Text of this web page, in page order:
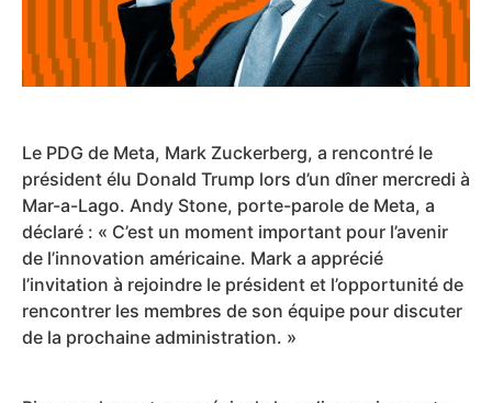
Le PDG de Meta, Mark Zuckerberg, a rencontré le
président élu Donald Trump lors d’un dîner mercredi à
Mar-a-Lago. Andy Stone, porte-parole de Meta, a
déclaré : « C’est un moment important pour l’avenir
de l’innovation américaine. Mark a apprécié
l’invitation à rejoindre le président et l’opportunité de
rencontrer les membres de son équipe pour discuter
de la prochaine administration. »